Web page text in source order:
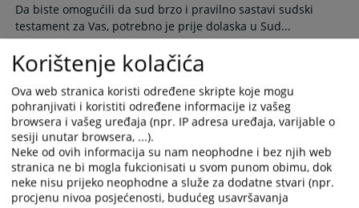
the
calendar
and
select
a
date.
Press
the
question
mark
key
the
calendar
and
select
a
date.
Press
the
question
mark
key
Da biste omogućili da sud brzo i pravilno sastavi sudski
testament za Vas, potrebno je prije dolaska u Sud...
Kako mogu dobiti informacije o
predmetu?
U prijemnoj kancelariji (broj 4) nalazi se službenik koji ima
pristup CMS aplikaciji. Kroz tu aplikaciju se vode svi postupci
u Sudu.
18.11.2009.
Korištenje kolačića
Ova web stranica koristi određene skripte koje mogu
pohranjivati i koristiti određene informacije iz vašeg
browsera i vašeg uređaja (npr. IP adresa uređaja, varijable o
sesiji unutar browsera, ...).
Neke od ovih informacija su nam neophodne i bez njih web
stranica ne bi mogla fukcionisati u svom punom obimu, dok
neke nisu prijeko neophodne a služe za dodatne stvari (npr.
procjenu nivoa posjećenosti, budućeg usavršavanja